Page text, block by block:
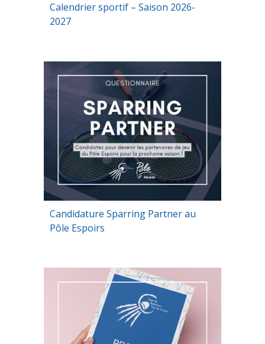
Calendrier sportif – Saison 2026-
2027
Candidature Sparring Partner au
Pôle Espoirs